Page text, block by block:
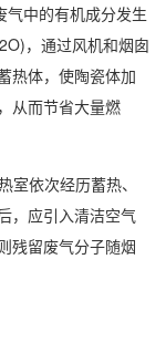
中的有机成分发生
，通过风机和烟囱
热体，使陶瓷体加
从而节省大量燃
依次经历蓄热、
，应引入清洁空气
残留废气分子随烟